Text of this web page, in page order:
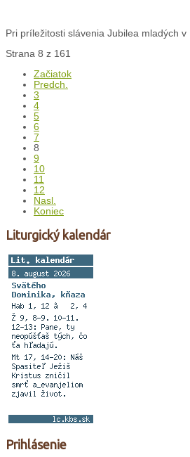
Pri príležitosti slávenia Jubilea mladých
Strana 8 z 161
Začiatok
Predch.
3
4
5
6
7
8
9
10
11
12
Nasl.
Koniec
Liturgický kalendár
Prihlásenie